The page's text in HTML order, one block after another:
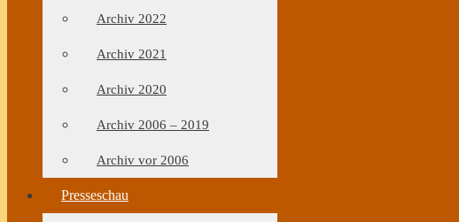
Archiv 2022
Archiv 2021
Archiv 2020
Archiv 2006 – 2019
Archiv vor 2006
Presseschau